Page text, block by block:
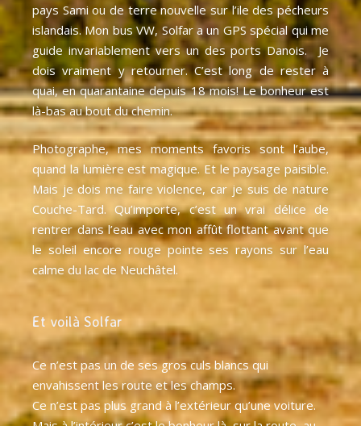
pays Sami ou de terre nouvelle sur l’ile des pécheurs
islandais. Mon bus VW, Solfar a un GPS spécial qui me
guide invariablement vers un des ports Danois. Je
dois vraiment y retourner. C’est long de rester à
quai, en quarantaine depuis 18 mois! Le bonheur est
là-bas au bout du chemin.
Photographe, mes moments favoris sont l’aube,
quand la lumière est magique. Et le paysage paisible.
Mais je dois me faire violence, car je suis de nature
Couche-Tard. Qu’importe, c’est un vrai délice de
rentrer dans l’eau avec mon affût flottant avant que
le soleil encore rouge pointe ses rayons sur l’eau
calme du lac de Neuchâtel.
Et voilà Solfar
Ce n’est pas un de ses gros culs blancs qui
envahissent les route et les champs.
Ce n’est pas plus grand à l’extérieur qu’une voiture.